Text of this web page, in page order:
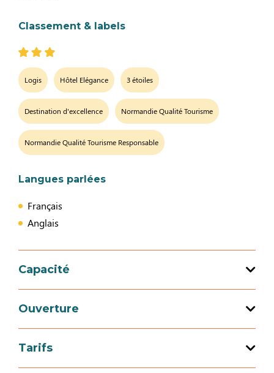
Classement & labels
Logis Hôtel Elégance 3 étoiles
Destination d'excellence Normandie Qualité Tourisme
Normandie Qualité Tourisme Responsable
Langues parlées
Français
Anglais
Capacité
27 chambre(s)
Ouverture
décembre 2026
Tarifs